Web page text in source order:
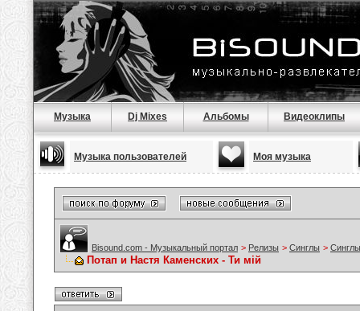
Музыка Dj Mixes Альбомы Видеоклипы
Музыка пользователей Моя музыка
Bisound.com - Музыкальный портал > Релизы > Синглы >
Потап и Настя Каменских - Ти мій